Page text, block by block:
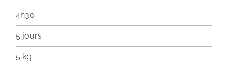
4h30
5 jours
5 kg